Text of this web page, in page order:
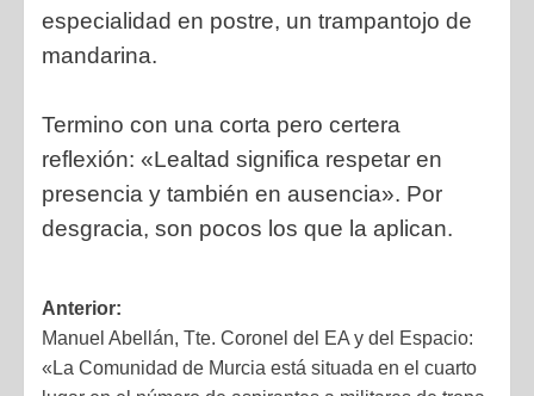
especialidad en postre, un trampantojo de
mandarina.
Termino con una corta pero certera
reflexión: «Lealtad significa respetar en
presencia y también en ausencia». Por
desgracia, son pocos los que la aplican.
Anterior:
Manuel Abellán, Tte. Coronel del EA y del Espacio:
«La Comunidad de Murcia está situada en el cuarto